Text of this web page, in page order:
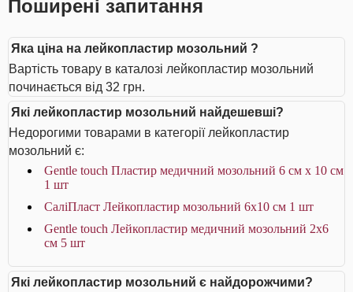
Поширені запитання
Яка ціна на лейкопластир мозольний ?
Вартість товару в каталозі лейкопластир мозольний
починається від 32 грн.
Які лейкопластир мозольний найдешевші?
Недорогими товарами в категорії лейкопластир
мозольний є:
Gentle touch Пластир медичний мозольний 6 см х 10 см
1 шт
СаліПласт Лейкопластир мозольний 6х10 см 1 шт
Gentle touch Лейкопластир медичний мозольний 2х6
см 5 шт
Які лейкопластир мозольний є найдорожчими?